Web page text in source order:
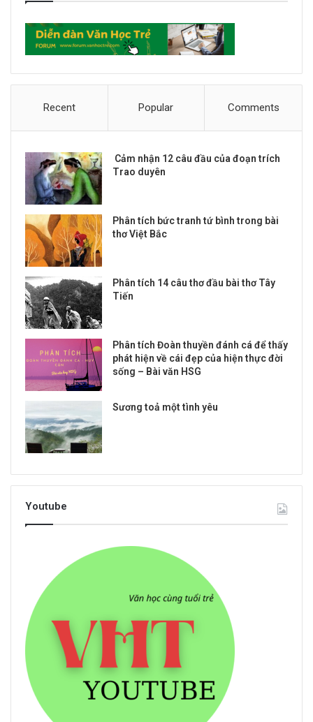
Recent Popular Comments
Cảm nhận 12 câu đầu của đoạn trích
Trao duyên
Phân tích bức tranh tứ bình trong bài
thơ Việt Bắc
Phân tích 14 câu thơ đầu bài thơ Tây
Tiến
Phân tích Đoàn thuyền đánh cá để thấy
phát hiện về cái đẹp của hiện thực đời
sống – Bài văn HSG
Sương toả một tình yêu
Youtube